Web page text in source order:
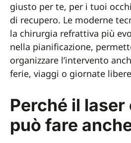
giusto per te, per i tuoi
di recupero. Le moderne
la chirurgia refrattiva più
nella pianificazione,
organizzare l’intervento
ferie, viaggi o giornate
Perché il
può fare